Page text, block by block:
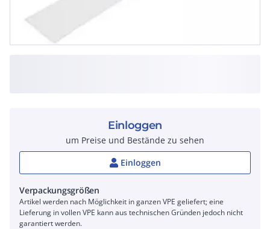
Einloggen
um Preise und Bestände zu sehen
Einloggen
Verpackungsgrößen
Artikel werden nach Möglichkeit in ganzen VPE geliefert; eine
Lieferung in vollen VPE kann aus technischen Gründen jedoch nicht
garantiert werden.